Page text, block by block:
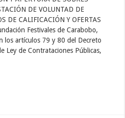
DE VOLUNTAD DE
DE CALIFICACIÓN Y OFERTAS
Festivales de Carabobo,
los artículos 79 y 80 del Decreto
Ley de Contrataciones Públicas,